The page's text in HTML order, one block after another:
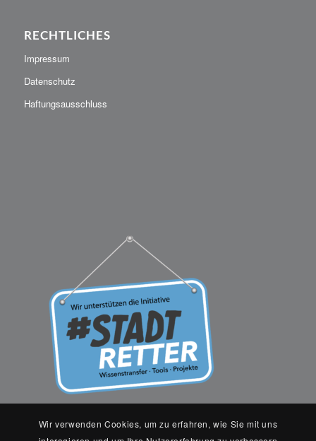
RECHTLICHES
Impressum
Datenschutz
Haftungsausschluss
Wir verwenden Cookies, um zu erfahren, wie Sie mit uns